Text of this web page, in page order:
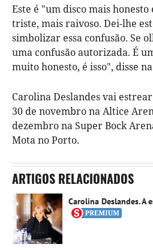
Este é "um disco mais
triste, mais raivoso. Dei-lhe
simbolizar essa confusão. Se
uma confusão autorizada. É
muito honesto, é isso", disse
Carolina Deslandes vai estrear
30 de novembro na Altice
dezembro na Super Bock
Mota no Porto.
ARTIGOS RELACIONADOS
Carolina Deslandes. A